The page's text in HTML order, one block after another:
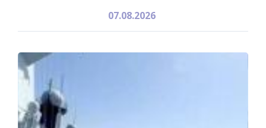
07.08.2026